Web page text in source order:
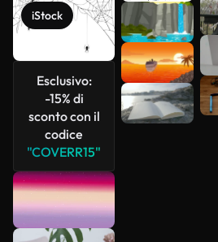
iStock
Esclusivo:
-15% di
sconto con il
codice
"COVERR15"